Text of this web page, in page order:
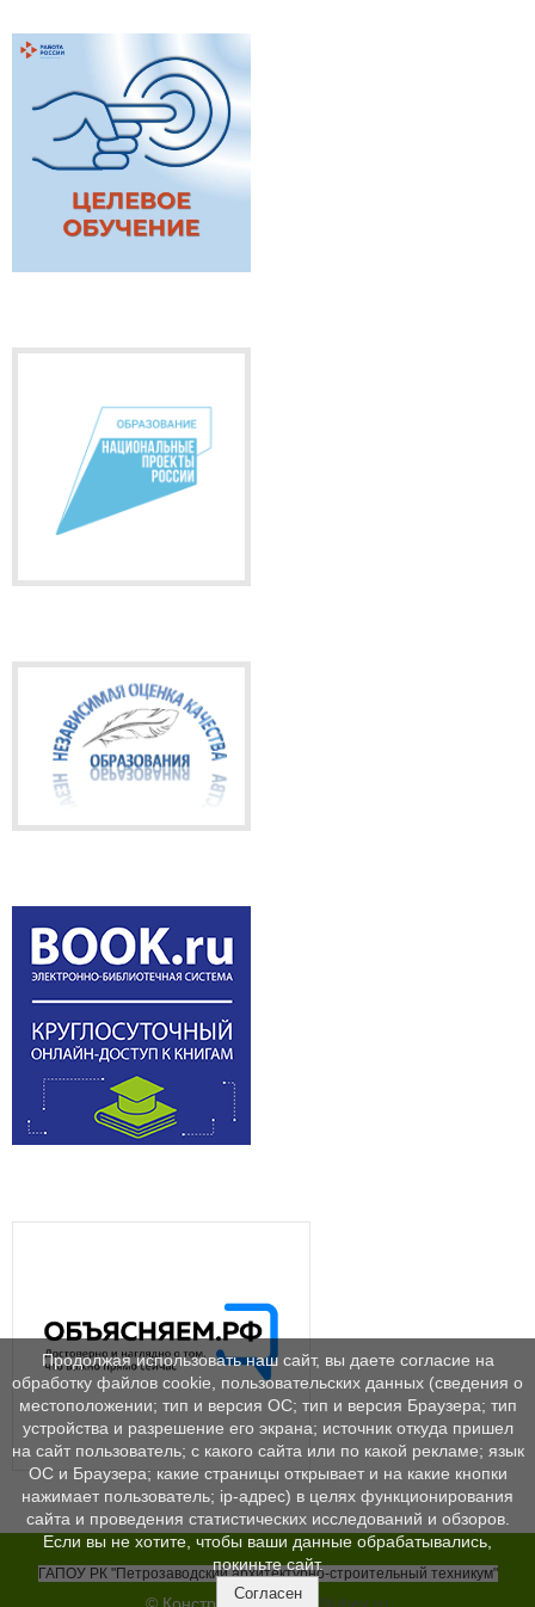
ГАПОУ РК "Петрозаводский архитектурно-строительный техникум"
Продолжая использовать наш сайт, вы даете согласие на
обработку файлов cookie, пользовательских данных (сведения о
местоположении; тип и версия ОС; тип и версия Браузера; тип
устройства и разрешение его экрана; источник откуда пришел
на сайт пользователь; с какого сайта или по какой рекламе; язык
ОС и Браузера; какие страницы открывает и на какие кнопки
нажимает пользователь; ip-адрес) в целях функционирования
сайта и проведения статистических исследований и обзоров.
Если вы не хотите, чтобы ваши данные обрабатывались,
покиньте сайт.
Согласен